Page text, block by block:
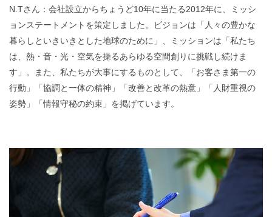
N.Tさん：会社設立からちょうど10年に当たる2012年に、ミッシ
ョンステートメントを策定しました。ビジョンは「人々の豊かな
暮らしといきいきとした地球のために」、ミッションは「私たち
は、熱・音・光・空気を操るあらゆる空間創りに挑戦し続けま
す」。また、私たちが大事にするものとして、「お客さま第一の
行動」「協調と一体の精神」「改善と改革の熱意」「人財重視の
姿勢」「情報守秘の約束」を掲げています。